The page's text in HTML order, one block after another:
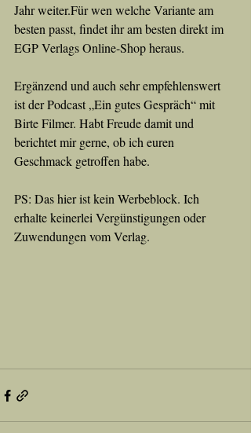
Jahr weiter.Für wen welche Variante am
besten passt, findet ihr am besten direkt im
EGP Verlags Online-Shop heraus.
Ergänzend und auch sehr empfehlenswert
ist der Podcast „Ein gutes Gespräch“ mit
Birte Filmer. Habt Freude damit und
berichtet mir gerne, ob ich euren
Geschmack getroffen habe.
PS: Das hier ist kein Werbeblock. Ich
erhalte keinerlei Vergünstigungen oder
Zuwendungen vom Verlag.